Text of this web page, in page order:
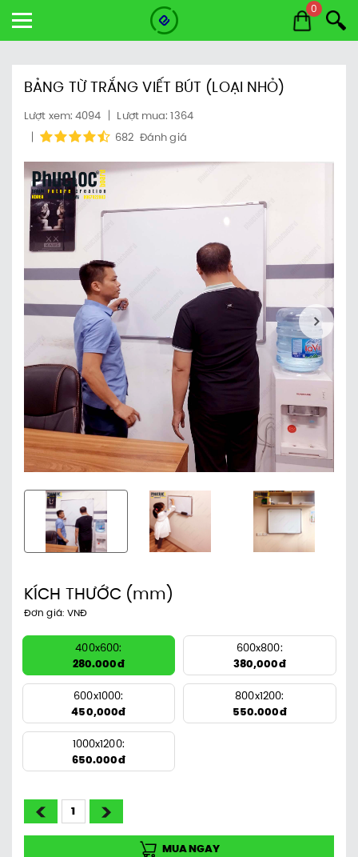
0
BẢNG TỪ TRẮNG VIẾT BÚT (LOẠI NHỎ)
Lượt xem: 4094
Lượt mua: 1364
682 Đánh giá
KÍCH THƯỚC (mm)
Đơn giá: VNĐ
400x600:
280.000đ
600x800:
380,000đ
600x1000:
450,000đ
800x1200:
550.000đ
1000x1200:
650.000đ
MUA NGAY